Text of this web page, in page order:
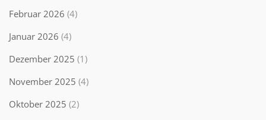
Februar 2026 (4)
Januar 2026 (4)
Dezember 2025 (1)
November 2025 (4)
Oktober 2025 (2)